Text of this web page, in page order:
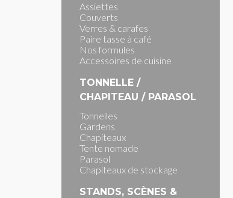
Assiettes
Couverts
Verres & carafes
Paire tasse à café
Nos formules
Accessoires de cuisine
TONNELLE /
CHAPITEAU / PARASOL
Tonnelles
Gardens
Chapiteaux
Tente nomade
Parasol
Chapiteaux de stockage
STANDS, SCÈNES &